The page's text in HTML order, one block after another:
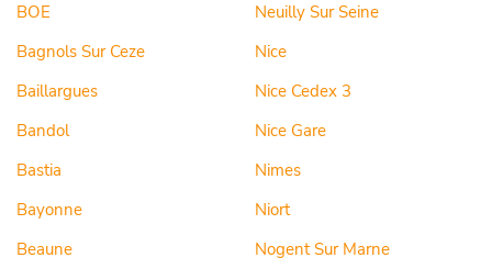
BOE
Bagnols Sur Ceze
Baillargues
Bandol
Bastia
Bayonne
Beaune
Neuilly Sur Seine
Nice
Nice Cedex 3
Nice Gare
Nimes
Niort
Nogent Sur Marne